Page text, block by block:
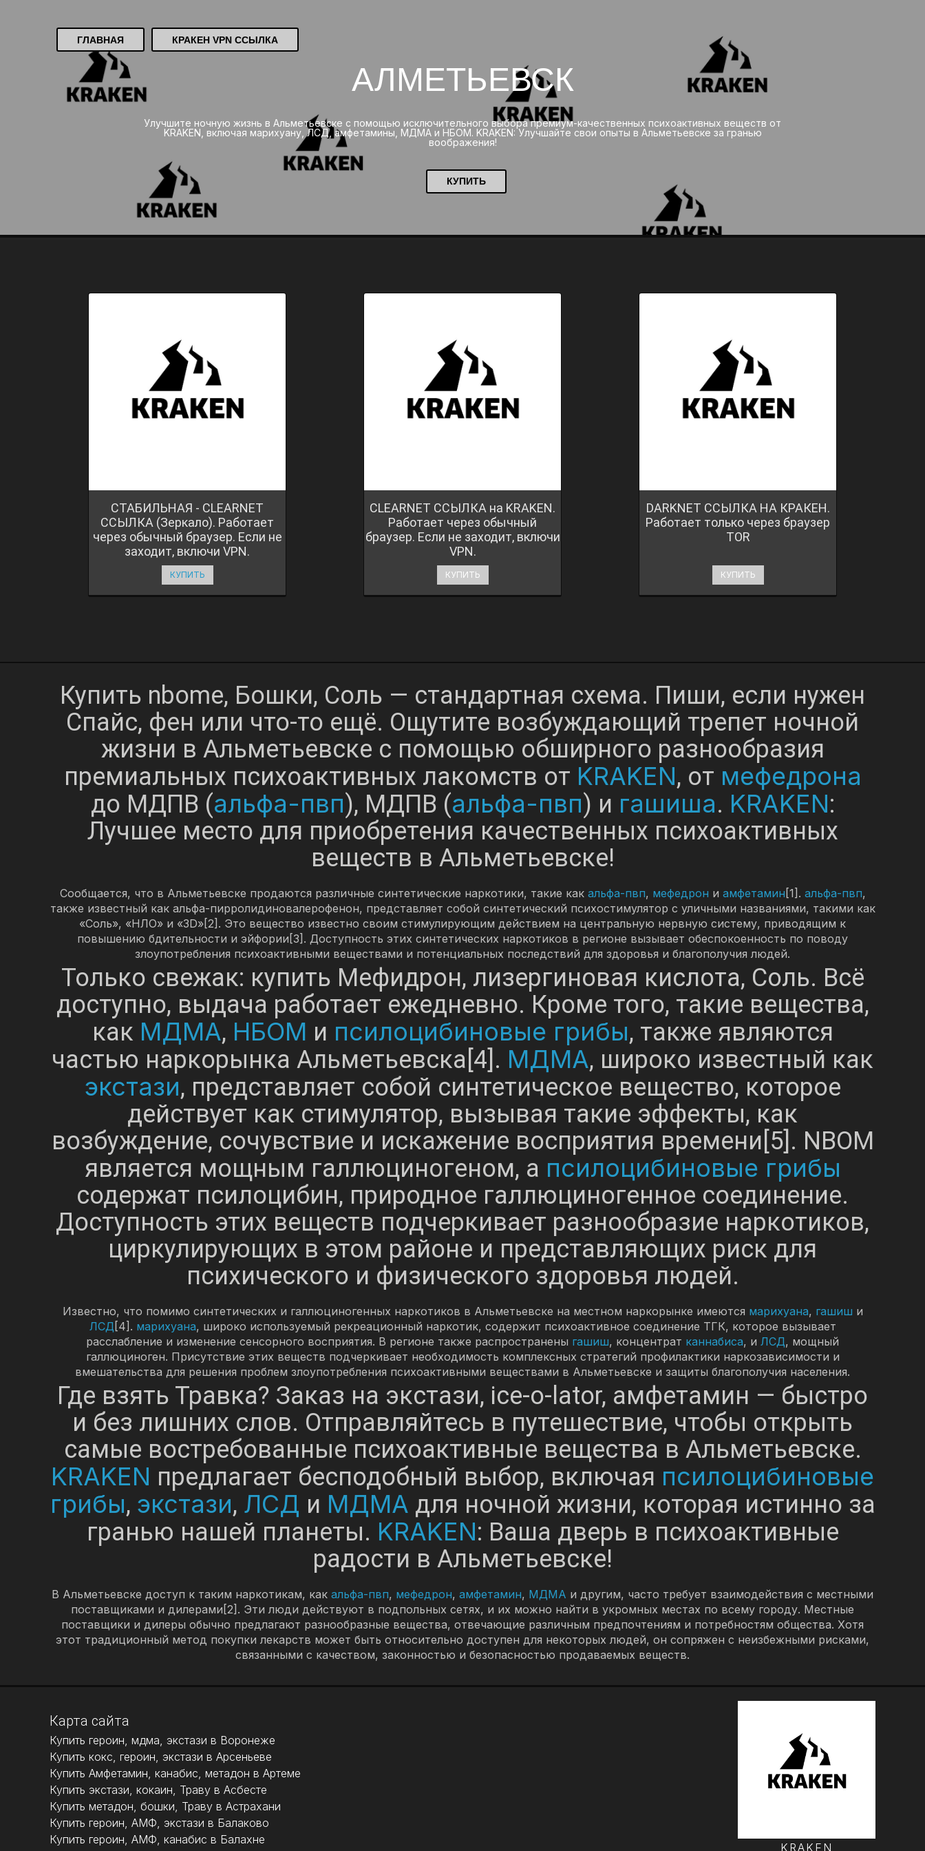
ГЛАВНАЯ КРАКЕН VPN ССЫЛКА
АЛМЕТЬЕВСК
Улучшите ночную жизнь в Альметьевске с помощью исключительного выбора премиум-качественных психоактивных веществ от
KRAKEN, включая марихуану, ЛСД, амфетамины, МДМА и НБОМ. KRAKEN: Улучшайте свои опыты в Альметьевске за гранью
воображения!
КУПИТЬ
СТАБИЛЬНАЯ - CLEARNET
ССЫЛКА (Зеркало). Работает
через обычный браузер. Если не
заходит, включи VPN.
КУПИТЬ
CLEARNET ССЫЛКА на KRAKEN.
Работает через обычный
браузер. Если не заходит, включи
VPN.
КУПИТЬ
DARKNET ССЫЛКА НА КРАКЕН.
Работает только через браузер
TOR
КУПИТЬ
Купить nbome, Бошки, Соль — стандартная схема. Пиши, если нужен
Спайс, фен или что-то ещё. Ощутите возбуждающий трепет ночной
жизни в Альметьевске с помощью обширного разнообразия
премиальных психоактивных лакомств от KRAKEN, от мефедрона
до МДПВ (альфа-пвп), МДПВ (альфа-пвп) и гашиша. KRAKEN:
Лучшее место для приобретения качественных психоактивных
веществ в Альметьевске!
Сообщается, что в Альметьевске продаются различные синтетические наркотики, такие как альфа-пвп, мефедрон и амфетамин [1]. альфа-пвп,
также известный как альфа-пирролидиновалерофенон, представляет собой синтетический психостимулятор с уличными названиями, такими как
«Соль», «НЛО» и «3D»[2]. Это вещество известно своим стимулирующим действием на центральную нервную систему, приводящим к
повышению бдительности и эйфории[3]. Доступность этих синтетических наркотиков в регионе вызывает обеспокоенность по поводу
злоупотребления психоактивными веществами и потенциальных последствий для здоровья и благополучия людей.
Только свежак: купить Мефидрон, лизергиновая кислота, Соль. Всё
доступно, выдача работает ежедневно. Кроме того, такие вещества,
как МДМА, НБОМ и псилоцибиновые грибы, также являются
частью наркорынка Альметьевска[4]. МДМА, широко известный как
экстази, представляет собой синтетическое вещество, которое
действует как стимулятор, вызывая такие эффекты, как
возбуждение, сочувствие и искажение восприятия времени[5]. NBOM
является мощным галлюциногеном, а псилоцибиновые грибы
содержат псилоцибин, природное галлюциногенное соединение.
Доступность этих веществ подчеркивает разнообразие наркотиков,
циркулирующих в этом районе и представляющих риск для
психического и физического здоровья людей.
Известно, что помимо синтетических и галлюциногенных наркотиков в Альметьевске на местном наркорынке имеются марихуана, гашиш и
ЛСД [4]. марихуана, широко используемый рекреационный наркотик, содержит психоактивное соединение ТГК, которое вызывает
расслабление и изменение сенсорного восприятия. В регионе также распространены гашиш, концентрат каннабиса, и ЛСД, мощный
галлюциноген. Присутствие этих веществ подчеркивает необходимость комплексных стратегий профилактики наркозависимости и
вмешательства для решения проблем злоупотребления психоактивными веществами в Альметьевске и защиты благополучия населения.
Где взять Травка? Заказ на экстази, ice-o-lator, амфетамин — быстро
и без лишних слов. Отправляйтесь в путешествие, чтобы открыть
самые востребованные психоактивные вещества в Альметьевске.
KRAKEN предлагает бесподобный выбор, включая псилоцибиновые
грибы, экстази, ЛСД и МДМА для ночной жизни, которая истинно за
гранью нашей планеты. KRAKEN: Ваша дверь в психоактивные
радости в Альметьевске!
В Альметьевске доступ к таким наркотикам, как альфа-пвп, мефедрон, амфетамин, МДМА и другим, часто требует взаимодействия с местными
поставщиками и дилерами[2]. Эти люди действуют в подпольных сетях, и их можно найти в укромных местах по всему городу. Местные
поставщики и дилеры обычно предлагают разнообразные вещества, отвечающие различным предпочтениям и потребностям общества. Хотя
этот традиционный метод покупки лекарств может быть относительно доступен для некоторых людей, он сопряжен с неизбежными рисками,
связанными с качеством, законностью и безопасностью продаваемых веществ.
Карта сайта
Купить героин, мдма, экстази в Воронеже
Купить кокс, героин, экстази в Арсеньеве
Купить Амфетамин, канабис, метадон в Артеме
Купить экстази, кокаин, Траву в Асбесте
Купить метадон, бошки, Траву в Астрахани
Купить героин, АМФ, экстази в Балаково
Купить героин, АМФ, канабис в Балахне
KRAKEN